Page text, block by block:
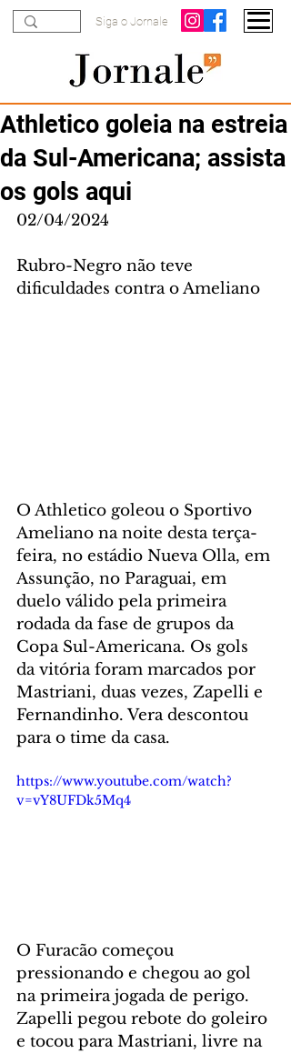
Siga o Jornale
Athletico goleia na estreia
da Sul-Americana; assista
os gols aqui
02/04/2024
Rubro-Negro não teve
dificuldades contra o Ameliano
O Athletico goleou o Sportivo
Ameliano na noite desta terça-
feira, no estádio Nueva Olla, em
Assunção, no Paraguai, em
duelo válido pela primeira
rodada da fase de grupos da
Copa Sul-Americana. Os gols
da vitória foram marcados por
Mastriani, duas vezes, Zapelli e
Fernandinho. Vera descontou
para o time da casa.
https://www.youtube.com/watch?
v=vY8UFDk5Mq4
O Furacão começou
pressionando e chegou ao gol
na primeira jogada de perigo.
Zapelli pegou rebote do goleiro
e tocou para Mastriani, livre na